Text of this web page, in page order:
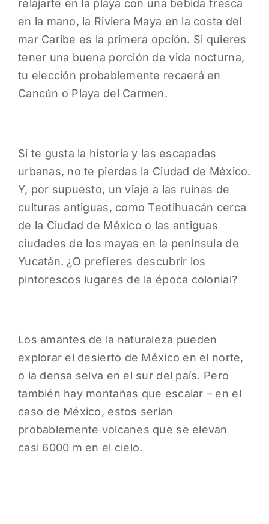
relajarte en la playa con una bebida fresca
en la mano, la Riviera Maya en la costa del
mar Caribe es la primera opción. Si quieres
tener una buena porción de vida nocturna,
tu elección probablemente recaerá en
Cancún o Playa del Carmen.
Si te gusta la historia y las escapadas
urbanas, no te pierdas la Ciudad de México.
Y, por supuesto, un viaje a las ruinas de
culturas antiguas, como Teotihuacán cerca
de la Ciudad de México o las antiguas
ciudades de los mayas en la península de
Yucatán. ¿O prefieres descubrir los
pintorescos lugares de la época colonial?
Los amantes de la naturaleza pueden
explorar el desierto de México en el norte,
o la densa selva en el sur del país. Pero
también hay montañas que escalar – en el
caso de México, estos serían
probablemente volcanes que se elevan
casi 6000 m en el cielo.